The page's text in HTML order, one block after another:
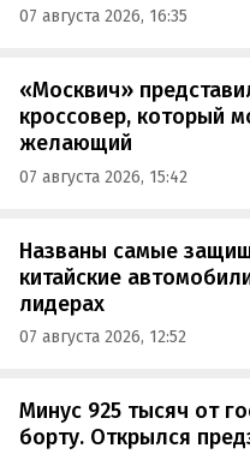
07 августа 2026, 16:35
«Москвич»
кроссовер, который
желающий
07 августа 2026, 15:42
Названы самые
китайские
лидерах
07 августа 2026, 12:52
Минус 925 тысяч от
борту. Открылся